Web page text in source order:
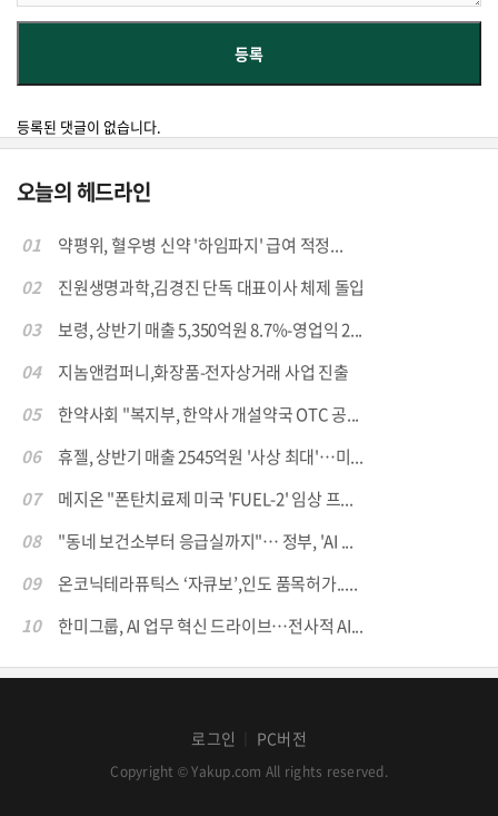
등록된 댓글이 없습니다.
오늘의 헤드라인
01
약평위, 혈우병 신약 '하임파지' 급여 적정...
02
진원생명과학,김경진 단독 대표이사 체제 돌입
03
보령, 상반기 매출 5,350억원 8.7%-영업익 2...
04
지놈앤컴퍼니,화장품-전자상거래 사업 진출
05
한약사회 "복지부, 한약사 개설약국 OTC 공...
06
휴젤, 상반기 매출 2545억원 '사상 최대'…미...
07
메지온 "폰탄치료제 미국 'FUEL-2' 임상 프...
08
"동네 보건소부터 응급실까지"… 정부, 'AI ...
09
온코닉테라퓨틱스 ‘자큐보’,인도 품목허가.....
10
한미그룹, AI 업무 혁신 드라이브…전사적 AI...
로그인 PC버전
Copyright © Yakup.com All rights reserved.